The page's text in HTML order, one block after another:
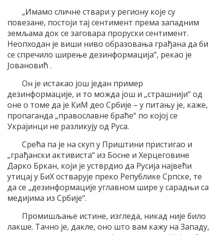
„Имамо сличне ствари у региону које су
повезане, постоји тај сентимент према западним
земљама док се заговара проруски сентимент.
Неопходан је виши ниво образовања грађана да би
се спречило ширење дезинформација“, рекао је
Јовановић .
Он је истакао још један пример
дезинформације, и то можда још и „страшнији“ од
оне о томе да је КиМ део Србије – у питању је, каже,
пропаганда „православне браће“ по којој се
Украјинци не разликују од Руса.
Срећа па је на скуп у Приштини пристигао и
„грађански активиста“ из Босне и Херцеговине
Дарко Бркан, који је устврдио да Русија највећи
утицај у БиХ остварује преко Републике Српске, те
да се „дезинформације углавном шире у сарадњи са
медијима из Србије“.
Промишљање истине, изгледа, никад није било
лакше. Тачно је, дакле, оно што вам кажу на Западу,